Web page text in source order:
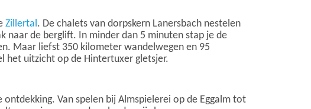
Zillertal. De chalets van dorpskern Lanersbach nestelen
naar de berglift. In minder dan 5 minuten stap je de
Maar liefst 350 kilometer wandelwegen en 95
het uitzicht op de Hintertuxer gletsjer.
Van spelen bij Almspielerei op de Eggalm tot